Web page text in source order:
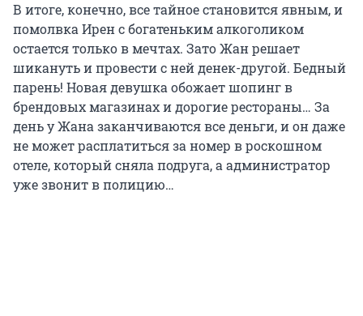
В итоге, конечно, все тайное становится явным, и
помолвка Ирен с богатеньким алкоголиком
остается только в мечтах. Зато Жан решает
шикануть и провести с ней денек-другой. Бедный
парень! Новая девушка обожает шопинг в
брендовых магазинах и дорогие рестораны… За
день у Жана заканчиваются все деньги, и он даже
не может расплатиться за номер в роскошном
отеле, который сняла подруга, а администратор
уже звонит в полицию…